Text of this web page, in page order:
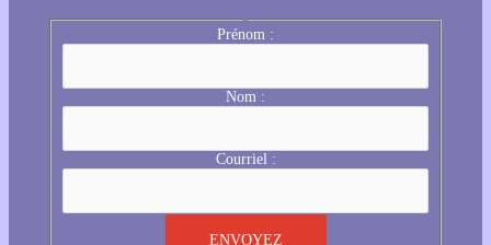
Prénom :
Nom :
Courriel :